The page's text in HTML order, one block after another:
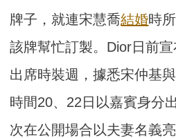
牌子，就連宋慧喬結婚時
該牌幫忙訂製。Dior日前
出席時裝週，據悉宋仲基
時間20、22日以嘉賓身分
次在公開場合以夫妻名義